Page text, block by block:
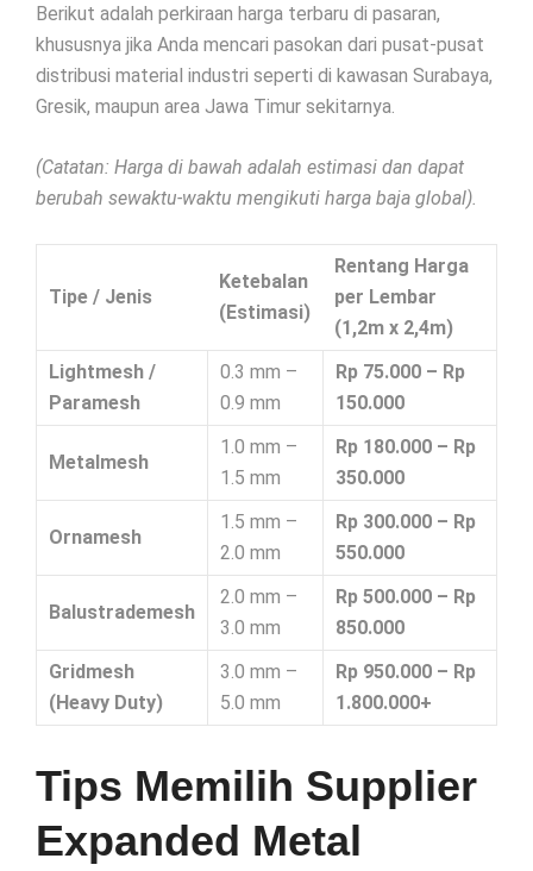
Berikut adalah perkiraan harga terbaru di pasaran,
khususnya jika Anda mencari pasokan dari pusat-pusat
distribusi material industri seperti di kawasan Surabaya,
Gresik, maupun area Jawa Timur sekitarnya.
(Catatan: Harga di bawah adalah estimasi dan dapat
berubah sewaktu-waktu mengikuti harga baja global).
Tipe / Jenis
Ketebalan
(Estimasi)
Rentang Harga
per Lembar
(1,2m x 2,4m)
Lightmesh /
Paramesh
0.3 mm –
0.9 mm
Rp 75.000 – Rp
150.000
Metalmesh
1.0 mm –
1.5 mm
Rp 180.000 – Rp
350.000
Ornamesh
1.5 mm –
2.0 mm
Rp 300.000 – Rp
550.000
Balustrademesh
2.0 mm –
3.0 mm
Rp 500.000 – Rp
850.000
Gridmesh
(Heavy Duty)
3.0 mm –
5.0 mm
Rp 950.000 – Rp
1.800.000+
Tips Memilih Supplier
Expanded Metal